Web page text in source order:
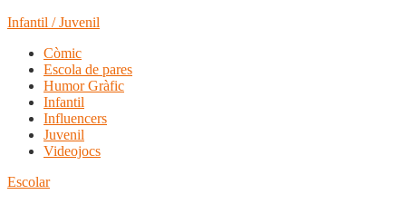
Infantil / Juvenil
Còmic
Escola de pares
Humor Gràfic
Infantil
Influencers
Juvenil
Videojocs
Escolar